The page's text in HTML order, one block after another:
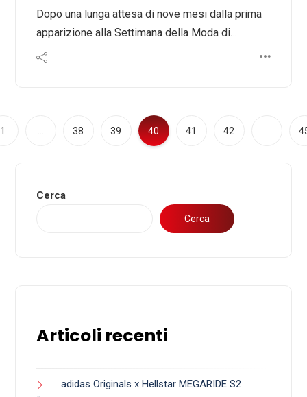
Dopo una lunga attesa di nove mesi dalla prima
apparizione alla Settimana della Moda di…
1 … 38 39 40 41 42 …
Cerca
Cerca
Articoli recenti
adidas Originals x Hellstar MEGARIDE S2